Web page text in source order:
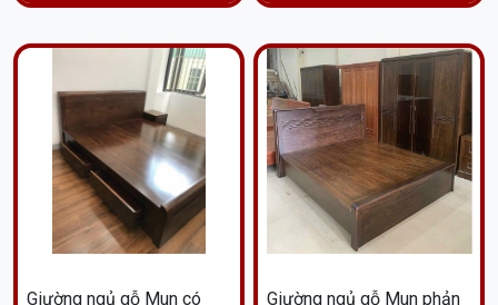
Giường ngủ gỗ Mun có Giường ngủ gỗ Mun phản